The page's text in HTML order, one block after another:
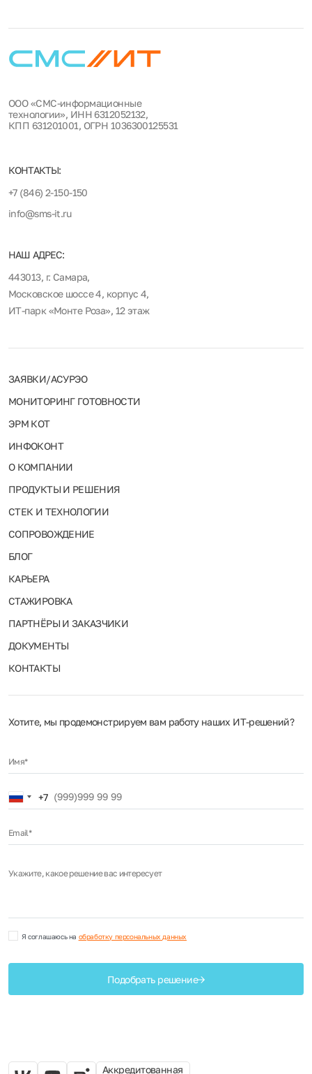
ООО «СМС-информационные
технологии», ИНН 6312052132,
КПП 631201001, ОГРН 1036300125531
КОНТАКТЫ:
+7 (846) 2-150-150
info@sms-it.ru
НАШ АДРЕС:
443013, г. Самара,
Московское шоссе 4, корпус 4,
ИТ-парк «Монте Роза», 12 этаж
ЗАЯВКИ/АСУРЭО
МОНИТОРИНГ ГОТОВНОСТИ
ЭРМ КОТ
ИНФОКОНТ
О КОМПАНИИ
ПРОДУКТЫ И РЕШЕНИЯ
СТЕК И ТЕХНОЛОГИИ
СОПРОВОЖДЕНИЕ
БЛОГ
КАРЬЕРА
СТАЖИРОВКА
ПАРТНЁРЫ И ЗАКАЗЧИКИ
ДОКУМЕНТЫ
КОНТАКТЫ
Хотите, мы продемонстрируем вам работу наших ИТ‑решений?
Имя*
Russia
+7
+7
Email*
Укажите, какое решение вас интересует
Я соглашаюсь на обработку персональных данных
Подобрать решение
Аккредитованная